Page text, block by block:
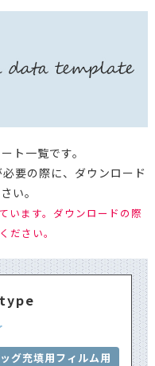
ト一覧です。
必要の際に、ダウンロード
い。
ます。ダウンロードの際
ださい。
グ充填用フィルム用